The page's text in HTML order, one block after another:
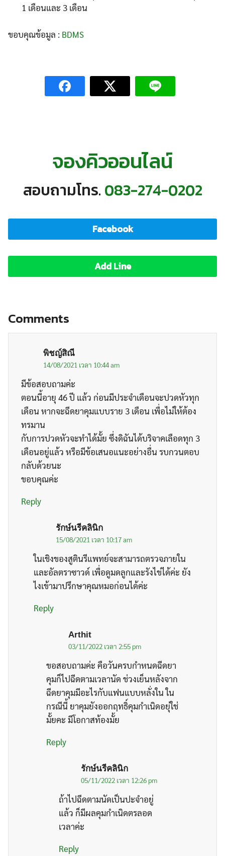
1 เดือนและ 3 เดือน
ขอบคุณข้อมูล : BDMS
จองคิวออนไลน์
สอบถามโทร. 083-274-0202
Facebook
Add Line
Comments
พิชญ์สิณี
14/08/2021 เวลา 10:44 am
มีข้อสอบถามค่ะ
ตอนนี้อายุ 46 ปี แล้ว ก่อนมีประจำเดือนจะปวดหัวทุก
เดือน หากจะฉีดยาคุมแบบราย 3 เดือน เพื่อไม่ให้ต้อง
ทรมาน
กับการปวดหัวจะทำได้มั้ย ซึ่งดิฉันได้บริจาคเลือดทุก 3
เดือนอยู่แล้ว หรือมีข้อเสนอแนะอย่างอื่น รบกวนตอบ
กลับด้วยนะ
ขอบคุณค่ะ
Reply
รักษ์นรีคลินิก
15/08/2021 เวลา 10:17 am
ในเชิงของสูตินรีแพทย์จะสามารถตรวจภายใน
และอัลตราซาวด์ เพื่อดูมดลูกและรังไข่ได้ค่ะ ยัง
ไงเข้ามาปรึกษาคุณหมอก่อนได้ค่ะ
Reply
Arthit
03/11/2022 เวลา 2:55 pm
ขอสอบถามค่ะ คือวันครบกำหนดฉีดยา
คุมก็ไปฉีดตามเวลานัด ช่วงเย็นหลังจาก
ฉีดยาคุมมีอะไรกับแฟนแบบหลั่งใน ใน
กรณีนี้ ยาคุมยังออกฤทธิ์คุมกำเนิดอยุ่ใช่
มั้ยคะ มีโอกาสท้องมั้ย
Reply
รักษ์นรีคลินิก
05/11/2022 เวลา 12:26 pm
ถ้าไปฉีดตามนัดเป็นปะจำอยู่
แล้ว ก็มีผลคุมกำเนิดตรลอด
เวลาค่ะ
Reply